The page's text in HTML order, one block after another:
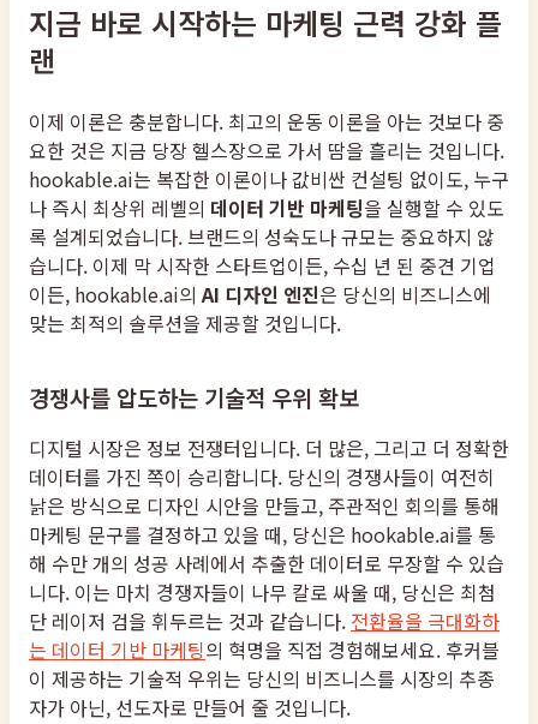
지금 바로 시작하는 마케팅 근력 강화 플
랜
이제 이론은 충분합니다. 최고의 운동 이론을 아는 것보다 중
요한 것은 지금 당장 헬스장으로 가서 땀을 흘리는 것입니다.
hookable.ai는 복잡한 이론이나 값비싼 컨설팅 없이도, 누구
나 즉시 최상위 레벨의 데이터 기반 마케팅을 실행할 수 있도
록 설계되었습니다. 브랜드의 성숙도나 규모는 중요하지 않
습니다. 이제 막 시작한 스타트업이든, 수십 년 된 중견 기업
이든, hookable.ai의AI 디자인 엔진은 당신의 비즈니스에
맞는 최적의 솔루션을 제공할 것입니다.
경쟁사를 압도하는 기술적 우위 확보
디지털 시장은 정보 전쟁터입니다. 더 많은, 그리고 더 정확한
데이터를 가진 쪽이 승리합니다. 당신의 경쟁사들이 여전히
낡은 방식으로 디자인 시안을 만들고, 주관적인 회의를 통해
마케팅 문구를 결정하고 있을 때, 당신은 hookable.ai를 통
해 수만 개의 성공 사례에서 추출한 데이터로 무장할 수 있습
니다. 이는 마치 경쟁자들이 나무 칼로 싸울 때, 당신은 최첨
단 레이저 검을 휘두르는 것과 같습니다. 전환율을 극대화하
는 데이터 기반 마케팅의 혁명을 직접 경험해보세요. 후커블
이 제공하는 기술적 우위는 당신의 비즈니스를 시장의 추종
자가 아닌, 선도자로 만들어 줄 것입니다.